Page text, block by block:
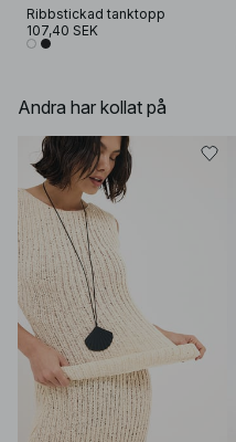
Ribbstickad tanktopp
107,40 SEK
Andra har kollat på